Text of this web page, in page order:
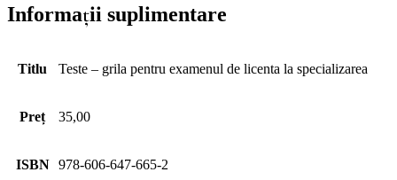
Informații suplimentare
Titlu Teste – grila pentru examenul de licenta la specializarea
Preț 35,00
ISBN 978-606-647-665-2